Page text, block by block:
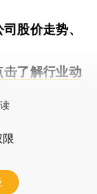
股价走势、
击了解行业动
限